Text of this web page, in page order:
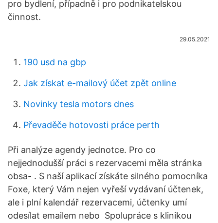
pro bydlení, případně i pro podnikatelskou
činnost.
29.05.2021
190 usd na gbp
Jak získat e-mailový účet zpět online
Novinky tesla motors dnes
Převaděče hotovosti práce perth
Při analýze agendy jednotce. Pro co
nejjednodušší práci s rezervacemi měla stránka
obsa- . S naší aplikací získáte silného pomocníka
Foxe, který Vám nejen vyřeší vydávaní účtenek,
ale i plní kalendář rezervacemi, účtenky umí
odesílat emailem nebo Spolupráce s klinikou